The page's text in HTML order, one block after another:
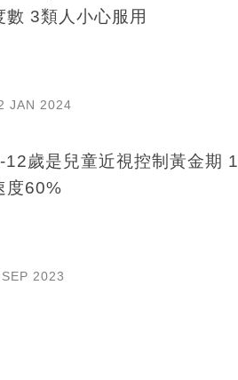
數 3類人小心服用
JAN 2024
12歲是兒童近視控制黃金期
度60%
2023